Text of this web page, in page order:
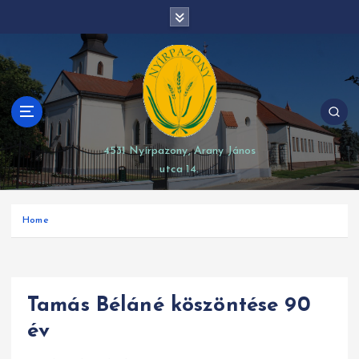
p
t
o
n
t
e
4531 Nyírpazony, Arany János
utca 14.
Home
Tamás Béláné köszöntése 90
év
modal-check